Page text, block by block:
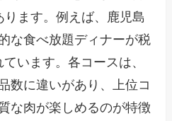
ます。例えば、鹿児島
な食べ放題ディナーが税
います。各コースは、
数に違いがあり、上位コ
な肉が楽しめるのが特徴